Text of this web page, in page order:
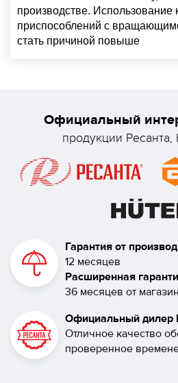
производстве. Использование
приспособлений с
стать причиной повыше
Официальный
продукции Ресанта,
Гарантия от
12 месяцев
Расширенная
36 месяцев от
Официальный дилер
Отличное качество
проверенное